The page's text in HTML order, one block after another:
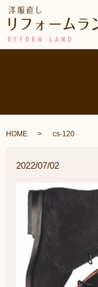
HOME cs-120
2022/07/02